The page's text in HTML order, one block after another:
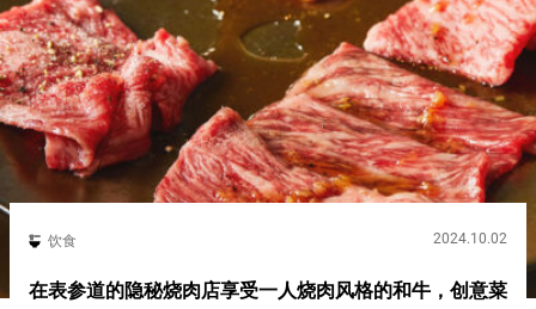
饮食 2024.10.02
在表参道的隐秘烧肉店享受一人烧肉风格的和牛，创意菜